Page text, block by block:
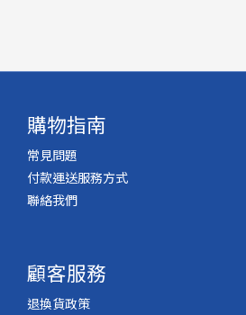
購物指南
常見問題
付款運送服務方式
聯絡我們
顧客服務
退換貨政策